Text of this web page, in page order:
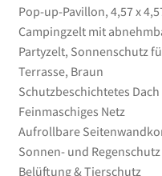
12–
15
Personen,
für
Garten
&
Terrasse,
Braun
Menge
Pop-up-Pavillon, 4,57 x
Campingzelt mit
Partyzelt, Sonnenschutz
Terrasse, Braun
Schutzbeschichtetes Dach
Feinmaschiges Netz
Aufrollbare
Sonnen- und Regenschutz
Belüftung & Tierschutz